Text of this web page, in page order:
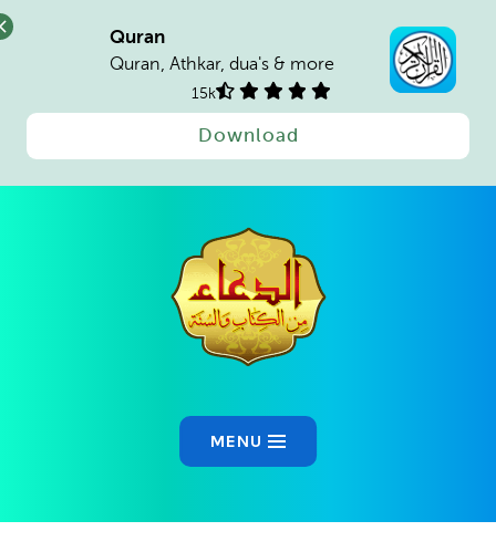
Quran
Quran, Athkar, dua's & more
15k
Download
MENU